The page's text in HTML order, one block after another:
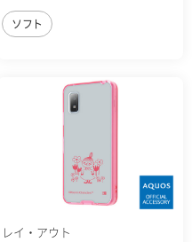
ソフト
レイ・アウト